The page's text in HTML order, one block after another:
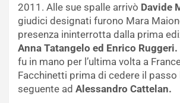
2011. Alle sue spalle arrivò Davide
giudici designati furono Mara
presenza ininterrotta dalla prima
Anna Tatangelo ed Enrico Ruggeri.
fu in mano per l’ultima volta a
Facchinetti prima di cedere il passo
seguente ad Alessandro Cattelan.